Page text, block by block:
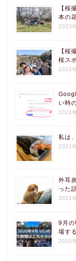
【桜
本の
2023
【桜
桜ス
2022
い時
2021
私は
2021
外耳
った
2021
9月の
場す
2020